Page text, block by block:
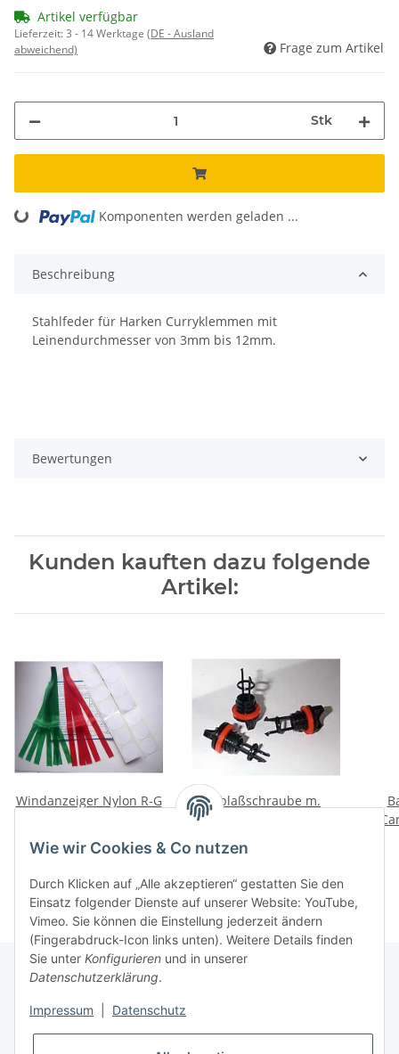
Artikel verfügbar
Lieferzeit:3 - 14 Werktage (DE - Ausland
abweichend)
Frage zum Artikel
Stk
Loading... Komponenten werden geladen ...
Beschreibung
Stahlfeder für Harken Curryklemmen mit
Leinendurchmesser von 3mm bis 12mm.
Bewertungen
Kunden kauften dazu folgende
Artikel:
Windanzeiger Nylon R-G
Ablaßschraube m.
Informationen
Wie wir Cookies & Co nutzen
Durch Klicken auf „Alle akzeptieren“ gestatten Sie den
Einsatz folgender Dienste auf unserer Website: YouTube,
Vimeo. Sie können die Einstellung jederzeit ändern
(Fingerabdruck-Icon links unten). Weitere Details finden
Sie unter Konfigurieren und in unserer
Datenschutzerklärung.
Impressum Datenschutz